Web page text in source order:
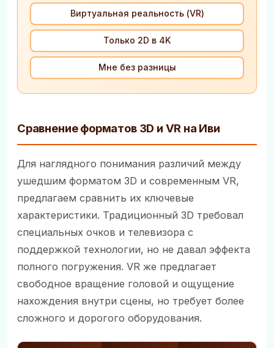
Виртуальная реальность (VR)
Только 2D в 4K
Мне без разницы
Сравнение форматов 3D и VR на Иви
Для наглядного понимания различий между
ушедшим форматом 3D и современным VR,
предлагаем сравнить их ключевые
характеристики. Традиционный 3D требовал
специальных очков и телевизора с
поддержкой технологии, но не давал эффекта
полного погружения. VR же предлагает
свободное вращение головой и ощущение
нахождения внутри сцены, но требует более
сложного и дорогого оборудования.